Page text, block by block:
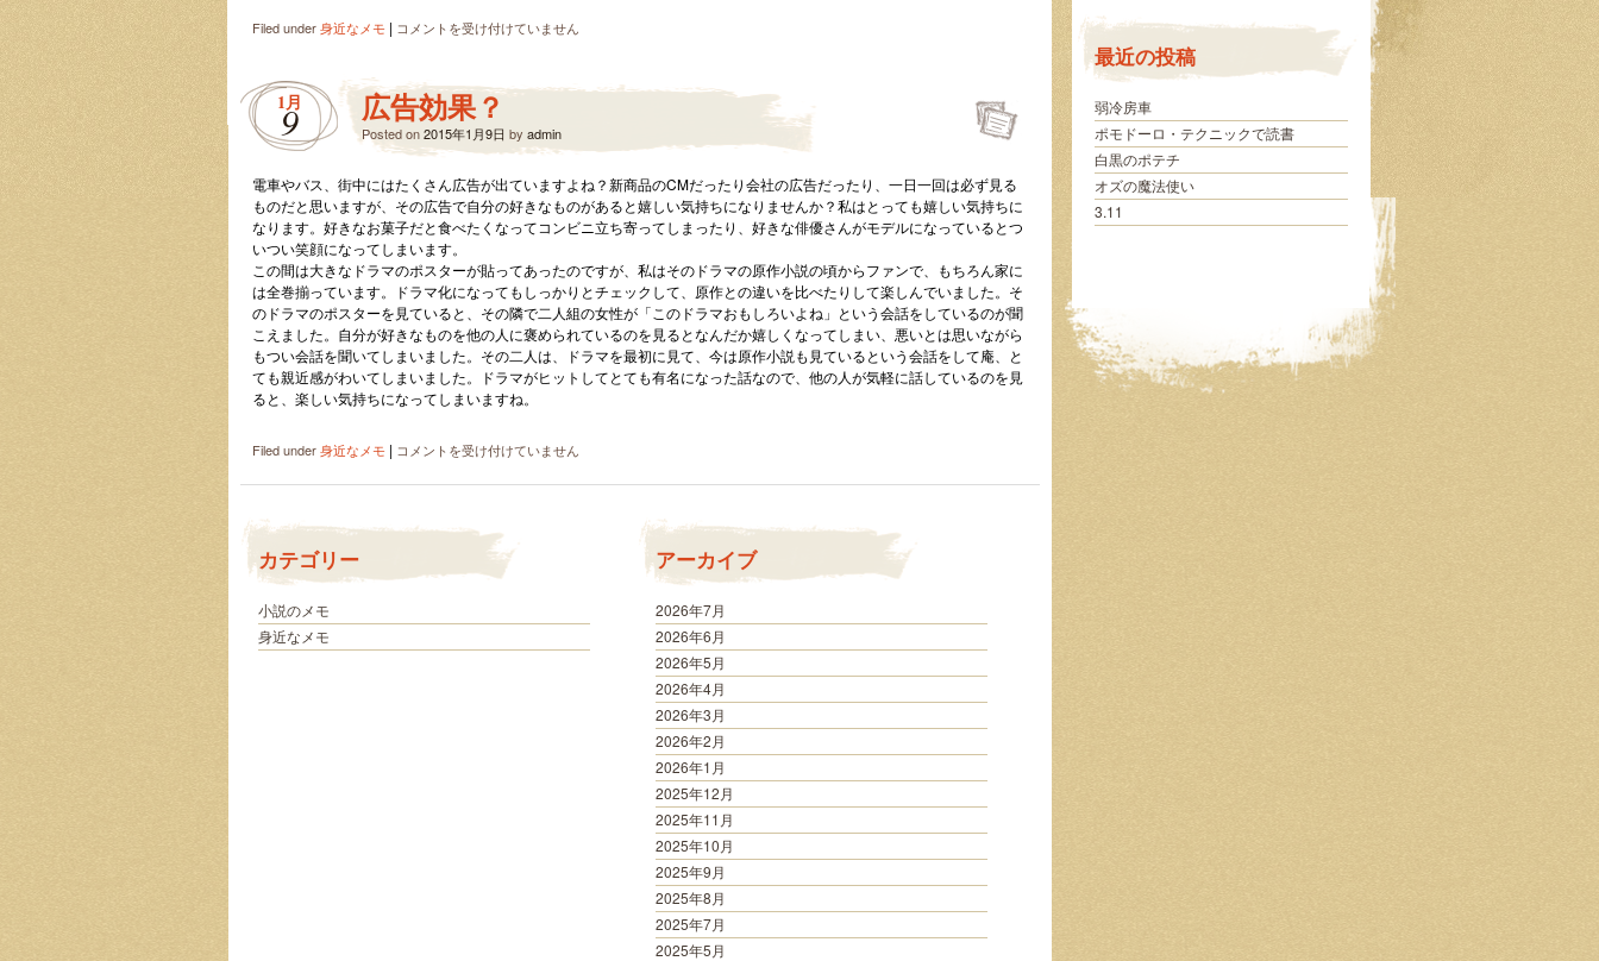
Filed under身近なメモ | 懸
応
募
し
て
み
ま
し
た
は
コメントを受け付けていません
1月
9 広告効果？
Posted on2015年1月9日 by admin
電車やバス、街中にはたくさん広告が出ていますよね？新商品のCMだったり会社の広告だったり、一日一回は必ず見る
ものだと思いますが、その広告で自分の好きなものがあると嬉しい気持ちになりませんか？私はとっても嬉しい気持ちに
なります。好きなお菓子だと食べたくなってコンビニ立ち寄ってしまったり、好きな俳優さんがモデルになっているとつ
いつい笑顔になってしまいます。
この間は大きなドラマのポスターが貼ってあったのですが、私はそのドラマの原作小説の頃からファンで、もちろん家に
は全巻揃っています。ドラマ化になってもしっかりとチェックして、原作との違いを比べたりして楽しんでいました。そ
のドラマのポスターを見ていると、その隣で二人組の女性が「このドラマおもしろいよね」という会話をしているのが聞
こえました。自分が好きなものを他の人に褒められているのを見るとなんだか嬉しくなってしまい、悪いとは思いながら
もつい会話を聞いてしまいました。その二人は、ドラマを最初に見て、今は原作小説も見ているという会話をして庵、と
ても親近感がわいてしまいました。ドラマがヒットしてとても有名になった話なので、他の人が気軽に話しているのを見
ると、楽しい気持ちになってしまいますね。
Filed under身近なメモ | 広
効
は
コメントを受け付けていません
カテゴリー
小説のメモ
身近なメモ
アーカイブ
2026年7月
2026年6月
2026年5月
2026年4月
2026年3月
2026年2月
2026年1月
2025年12月
2025年11月
2025年10月
2025年9月
2025年8月
2025年7月
2025年5月
最近の投稿
弱冷房車
ポモドーロ・テクニックで読書
白黒のポテチ
オズの魔法使い
3.11